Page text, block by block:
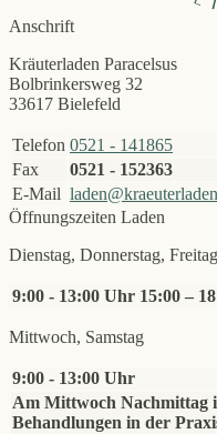
Anschrift
Kräuterladen Paracelsus
Bolbrinkersweg 32
33617 Bielefeld
Telefon 0521 - 141865
Fax
0521 - 152363
E-Mail
Öffnungszeiten Laden
Dienstag, Donnerstag, Freitag
9:00 - 13:00 Uhr 15:00 –
Mittwoch, Samstag
9:00 - 13:00 Uhr
Am Mittwoch Nachmittag
Behandlungen in der